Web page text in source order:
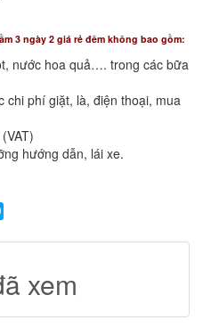
3 ngày 2 giá rẻ đêm không bao gồm:
hoa quả…. trong các bữa
phí giặt, là, điện thoại, mua
hướng dẫn, lái xe.
xem